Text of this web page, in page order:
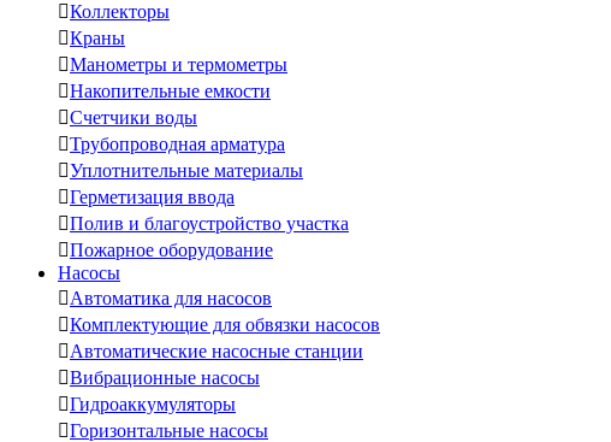
Коллекторы
Краны
Манометры и термометры
Накопительные емкости
Счетчики воды
Трубопроводная арматура
Уплотнительные материалы
Герметизация ввода
Полив и благоустройство участка
Пожарное оборудование
Насосы
Автоматика для насосов
Комплектующие для обвязки насосов
Автоматические насосные станции
Вибрационные насосы
Гидроаккумуляторы
Горизонтальные насосы